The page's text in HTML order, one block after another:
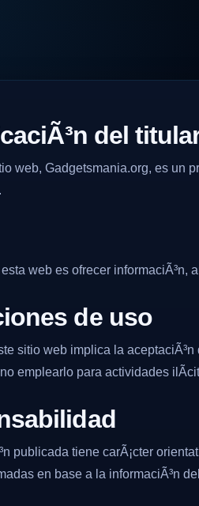
del
web, Gadgetsmania.org, es un
web es ofrecer informaciÃ³n,
de uso
sitio web implica la
emplearlo para actividades
publicada tiene carÃ¡cter
en base a la informaciÃ³n